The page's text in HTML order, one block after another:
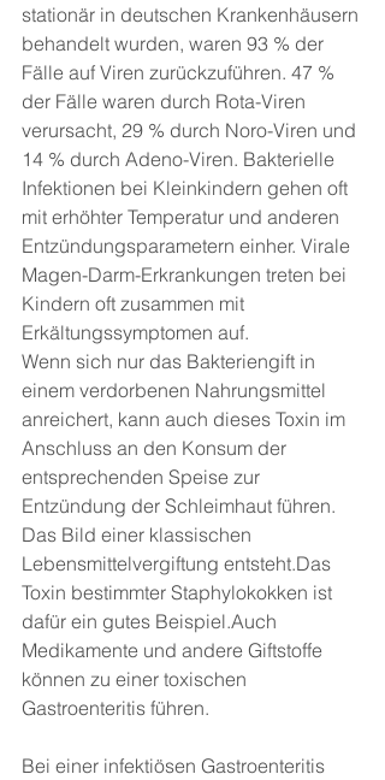
stationär in deutschen Krankenhäusern
behandelt wurden, waren 93 % der
Fälle auf Viren zurückzuführen. 47 %
der Fälle waren durch Rota-Viren
verursacht, 29 % durch Noro-Viren und
14 % durch Adeno-Viren. Bakterielle
Infektionen bei Kleinkindern gehen oft
mit erhöhter Temperatur und anderen
Entzündungsparametern einher. Virale
Magen-Darm-Erkrankungen treten bei
Kindern oft zusammen mit
Erkältungssymptomen auf.
Wenn sich nur das Bakteriengift in
einem verdorbenen Nahrungsmittel
anreichert, kann auch dieses Toxin im
Anschluss an den Konsum der
entsprechenden Speise zur
Entzündung der Schleimhaut führen.
Das Bild einer klassischen
Lebensmittelvergiftung entsteht.Das
Toxin bestimmter Staphylokokken ist
dafür ein gutes Beispiel.Auch
Medikamente und andere Giftstoffe
können zu einer toxischen
Gastroenteritis führen.
Bei einer infektiösen Gastroenteritis